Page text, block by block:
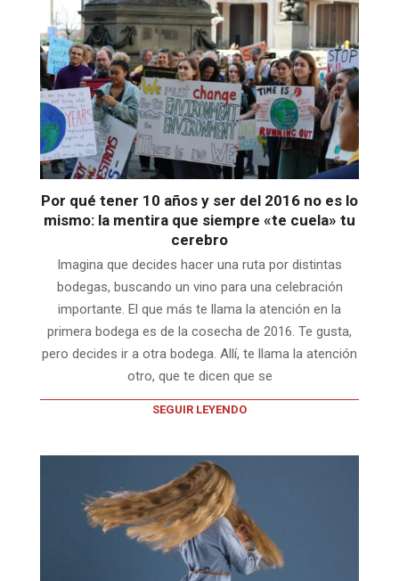
Por qué tener 10 años y ser del 2016 no es lo
mismo: la mentira que siempre «te cuela» tu
cerebro
Imagina que decides hacer una ruta por distintas
bodegas, buscando un vino para una celebración
importante. El que más te llama la atención en la
primera bodega es de la cosecha de 2016. Te gusta,
pero decides ir a otra bodega. Allí, te llama la atención
otro, que te dicen que se
SEGUIR LEYENDO